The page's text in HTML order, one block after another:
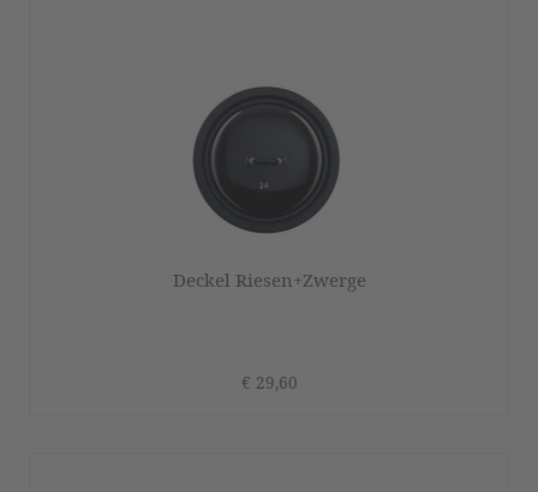
Deckel Riesen+Zwerge
€ 29,60